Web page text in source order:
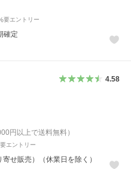
要エントリー
確定
4.58
円以上で送料無料）
要エントリー
せ販売）（休業日を除く）